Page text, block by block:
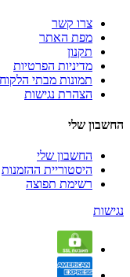
צרו קשר
מפת האתר
תקנון
מדיניות הפרטיות
תמונות מבתי
הצהרת נגישות
החשבון שלי
החשבון שלי
היסטוריית ההזמנות
רשימת תפוצה
נגישות